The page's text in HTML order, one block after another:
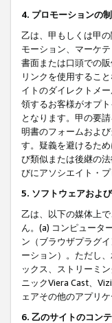
4. プロモーションの
乙は、甲もしくは甲
モーション、マーケ
書面または口頭での
リンクを使用するこ
イトのダイレクトメ
領するお客様がオプ
となります。甲の要
明書のフォームおよ
す。疑義を避けるた
び類似または後継の
びにアソシエイト・
5. ソフトウェアおよ
乙は、以下の媒体上
ん。(a) コンピュータ
ン（ブラウザプラグ
ーション）。ただし
ックス、ストリーミ
ニックViera Cast、
ェアその他のアプリケ
6. 乙のサイトのコン